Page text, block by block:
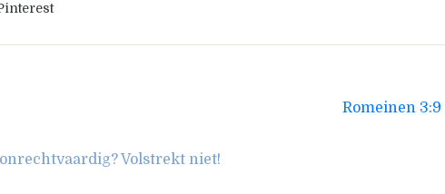
onrechtvaardig? Volstrekt niet!
Romeinen 3:9